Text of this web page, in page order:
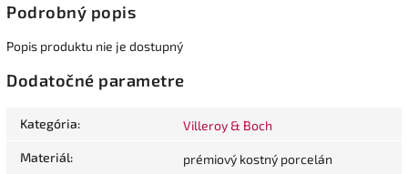
Podrobný popis
Popis produktu nie je dostupný
Dodatočné parametre
Kategória: Villeroy & Boch
Materiál: prémiový kostný porcelán